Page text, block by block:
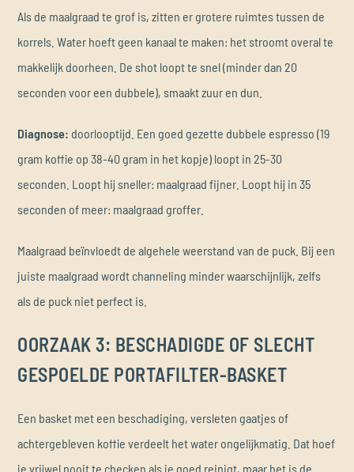
Als de maalgraad te grof is, zitten er grotere ruimtes tussen de
korrels. Water hoeft geen kanaal te maken: het stroomt overal te
makkelijk doorheen. De shot loopt te snel (minder dan 20
seconden voor een dubbele), smaakt zuur en dun.
Diagnose: doorlooptijd. Een goed gezette dubbele espresso (19
gram koffie op 38-40 gram in het kopje) loopt in 25-30
seconden. Loopt hij sneller: maalgraad fijner. Loopt hij in 35
seconden of meer: maalgraad groffer.
Maalgraad beïnvloedt de algehele weerstand van de puck. Bij een
juiste maalgraad wordt channeling minder waarschijnlijk, zelfs
als de puck niet perfect is.
OORZAAK 3: BESCHADIGDE OF SLECHT
GESPOELDE PORTAFILTER-BASKET
Een basket met een beschadiging, versleten gaatjes of
achtergebleven koffie verdeelt het water ongelijkmatig. Dat hoef
je vrijwel nooit te checken als je goed reinigt, maar het is de